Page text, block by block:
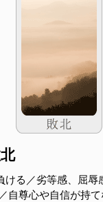
ける／劣等感、屈辱
自尊心や自信が持